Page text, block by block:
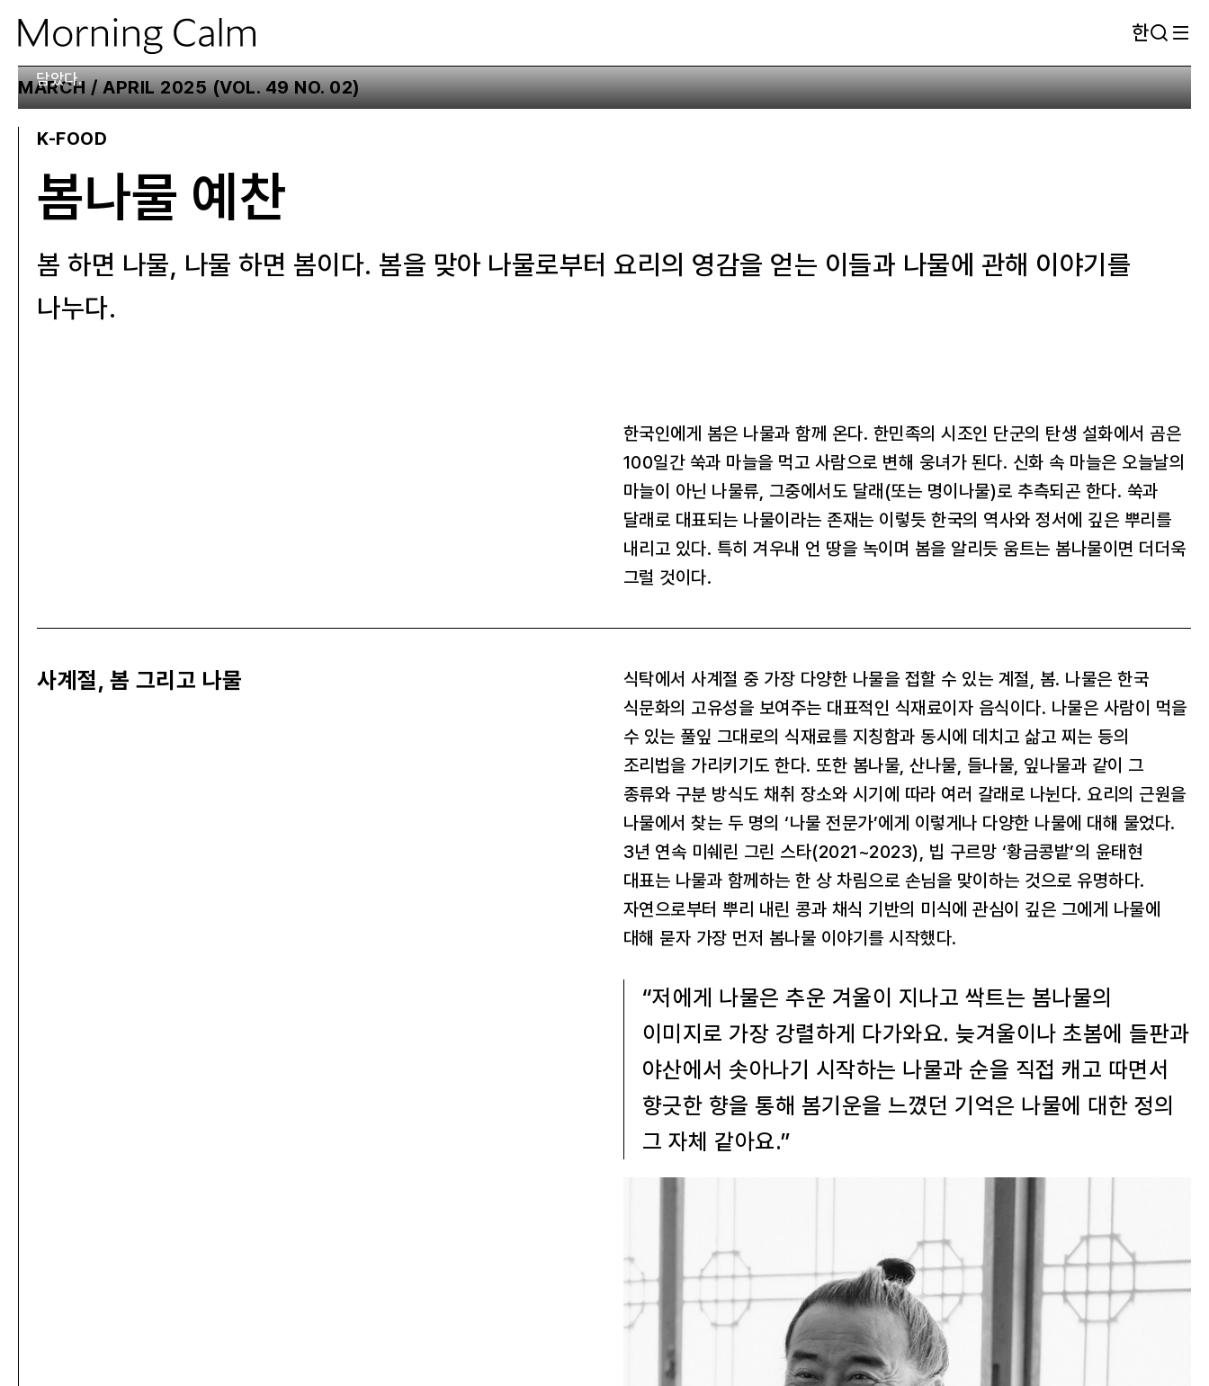
한
MARCH / APRIL 2025 (VOL. 49 NO. 02)
봄나물을 살짝 데친 후 보관하면 사계절 내내 다양한 방법으로 조리할 수 있는 건나물이 된다. 12시부터 시계 방향으로 눈개승마 (일명 삼나물), 죽순, 엄나무순, 부지깽이, 다래순을
담았다.
K-FOOD
봄나물 예찬
봄 하면 나물, 나물 하면 봄이다. 봄을 맞아 나물로부터 요리의 영감을 얻는 이들과 나물에 관해 이야기를
나누다.
한국인에게 봄은 나물과 함께 온다. 한민족의 시조인 단군의 탄생 설화에서 곰은
100일간 쑥과 마늘을 먹고 사람으로 변해 웅녀가 된다. 신화 속 마늘은 오늘날의
마늘이 아닌 나물류, 그중에서도 달래(또는 명이나물)로 추측되곤 한다. 쑥과
달래로 대표되는 나물이라는 존재는 이렇듯 한국의 역사와 정서에 깊은 뿌리를
내리고 있다. 특히 겨우내 언 땅을 녹이며 봄을 알리듯 움트는 봄나물이면 더더욱
그럴 것이다.
사계절, 봄 그리고 나물
식탁에서 사계절 중 가장 다양한 나물을 접할 수 있는 계절, 봄. 나물은 한국
식문화의 고유성을 보여주는 대표적인 식재료이자 음식이다. 나물은 사람이 먹을
수 있는 풀잎 그대로의 식재료를 지칭함과 동시에 데치고 삶고 찌는 등의
조리법을 가리키기도 한다. 또한 봄나물, 산나물, 들나물, 잎나물과 같이 그
종류와 구분 방식도 채취 장소와 시기에 따라 여러 갈래로 나뉜다. 요리의 근원을
나물에서 찾는 두 명의 ‘나물 전문가’에게 이렇게나 다양한 나물에 대해 물었다.
3년 연속 미쉐린 그린 스타(2021~2023), 빕 구르망 ‘황금콩밭’의 윤태현
대표는 나물과 함께하는 한 상 차림으로 손님을 맞이하는 것으로 유명하다.
자연으로부터 뿌리 내린 콩과 채식 기반의 미식에 관심이 깊은 그에게 나물에
대해 묻자 가장 먼저 봄나물 이야기를 시작했다.
“저에게 나물은 추운 겨울이 지나고 싹트는 봄나물의
이미지로 가장 강렬하게 다가와요. 늦겨울이나 초봄에 들판과
야산에서 솟아나기 시작하는 나물과 순을 직접 캐고 따면서
향긋한 향을 통해 봄기운을 느꼈던 기억은 나물에 대한 정의
그 자체 같아요.”